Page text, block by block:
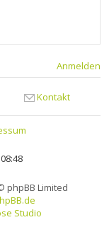
Anmelden
Kontakt
phpBB Limited
Studio